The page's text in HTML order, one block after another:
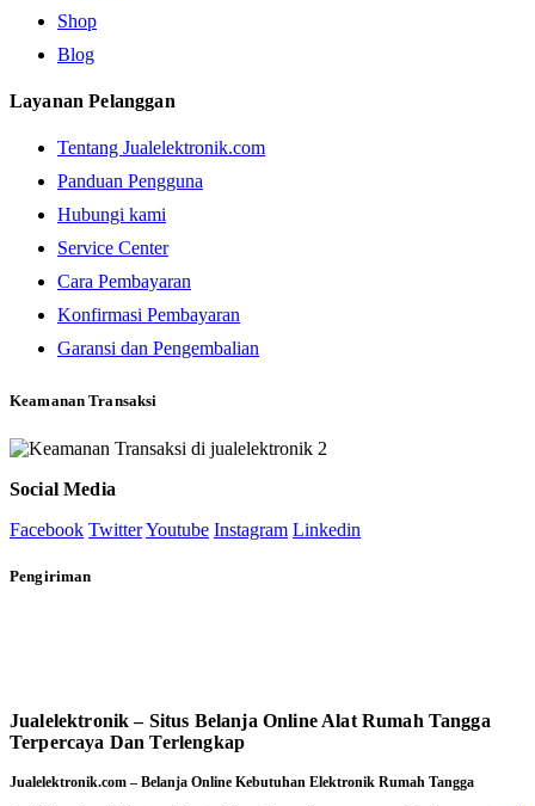
Shop
Blog
Layanan Pelanggan
Tentang Jualelektronik.com
Panduan Pengguna
Hubungi kami
Service Center
Cara Pembayaran
Konfirmasi Pembayaran
Garansi dan Pengembalian
Keamanan Transaksi
Social Media
Facebook TwitterYoutube Instagram Linkedin
Pengiriman
Jualelektronik – Situs Belanja Online Alat Rumah Tangga
Terpercaya Dan Terlengkap
Jualelektronik.com – Belanja Online Kebutuhan Elektronik Rumah Tangga